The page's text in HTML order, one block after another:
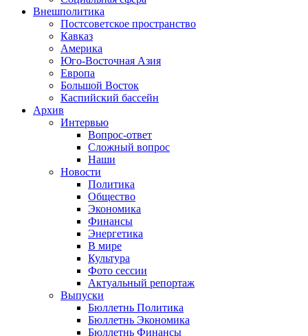
Внешполитика
Постсоветское пространство
Кавказ
Америка
Юго-Восточная Азия
Европа
Большой Восток
Каспийский бассейн
Архив
Интервью
Вопрос-ответ
Сложный вопрос
Наши
Новости
Политика
Общество
Экономика
Финансы
Энергетика
В мире
Культура
Фото сессии
Актуальный репортаж
Выпуски
Бюллетнь Политика
Бюллетнь Экономика
Бюллетнь Финансы